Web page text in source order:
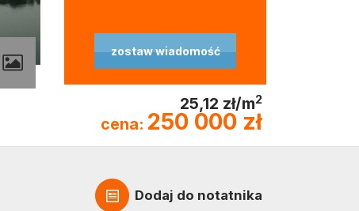
contributors
zostaw wiadomość
25,12 zł/m2
cena: 250 000 zł
Dodaj do notatnika